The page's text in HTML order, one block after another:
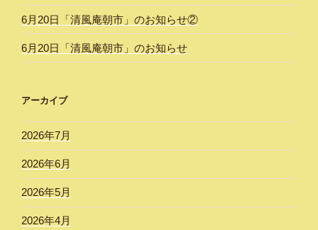
6月20日「清風庵朝市」のお知らせ②
6月20日「清風庵朝市」のお知らせ
アーカイブ
2026年7月
2026年6月
2026年5月
2026年4月